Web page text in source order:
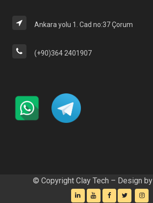
Ankara yolu 1. Cad no:37 Çorum
(+90)364 2401907
© Copyright Clay Tech – Design by